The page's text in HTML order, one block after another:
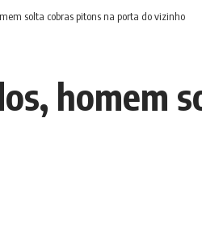
solta cobras pitons na porta do vizinho
homem